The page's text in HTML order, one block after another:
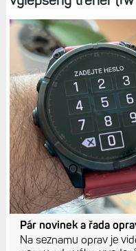
Pár novinek a řada
Na seznamu oprav je